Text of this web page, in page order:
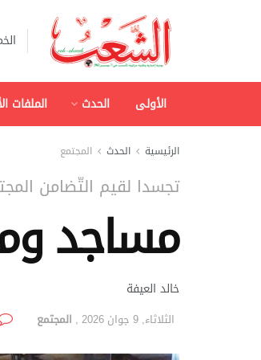
الأولى الحدث الملفات
الرئيسية الحدث المجتمع
تجسدا لقيم التّضامن
مساجد
خالد العيفة
الثلاثاء, 9 جوان 2026 , المجتمع